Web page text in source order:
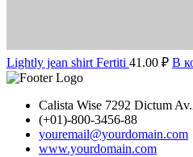
Lightly jean shirt Fertiti 41.00 ₽ В
Calista Wise 7292 Dictum
(+01)-800-3456-88
youremail@yourdomain.com
www.yourdomain.com